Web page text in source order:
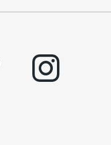
instagram